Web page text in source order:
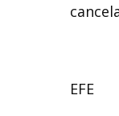
EFE